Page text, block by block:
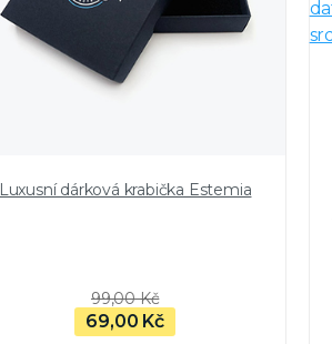
Luxusní dárková krabička Estemia
99,00 Kč
69,00 Kč